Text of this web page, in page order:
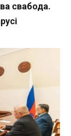
свабода.